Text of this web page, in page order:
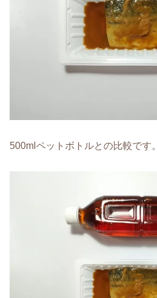
500mlペットボトルとの比較です。